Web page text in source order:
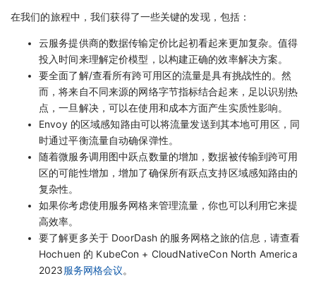
在我们的旅程中，我们获得了一些关键的发现，包括：
云服务提供商的数据传输定价比起初看起来更加复杂。值得
投入时间来理解定价模型，以构建正确的效率解决方案。
要全面了解/查看所有跨可用区的流量是具有挑战性的。然
而，将来自不同来源的网络字节指标结合起来，足以识别热
点，一旦解决，可以在使用和成本方面产生实质性影响。
Envoy 的区域感知路由可以将流量发送到其本地可用区，同
时通过平衡流量自动确保弹性。
随着微服务调用图中跃点数量的增加，数据被传输到跨可用
区的可能性增加，增加了确保所有跃点支持区域感知路由的
复杂性。
如果你考虑使用服务网格来管理流量，你也可以利用它来提
高效率。
要了解更多关于 DoorDash 的服务网格之旅的信息，请查看
Hochuen 的 KubeCon + CloudNativeCon North America
2023服务网格会议。